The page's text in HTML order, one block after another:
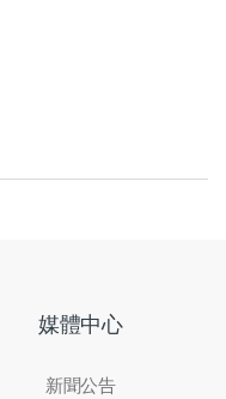
媒體中心
新聞公告